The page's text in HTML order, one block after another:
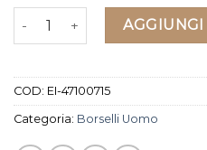
borselli uomo quantitàAGGIUNGI
COD: EI-47100715
Categoria: Borselli Uomo